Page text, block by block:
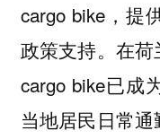
cargo bike，提
政策支持。在
cargo bike已成
当地居民日常